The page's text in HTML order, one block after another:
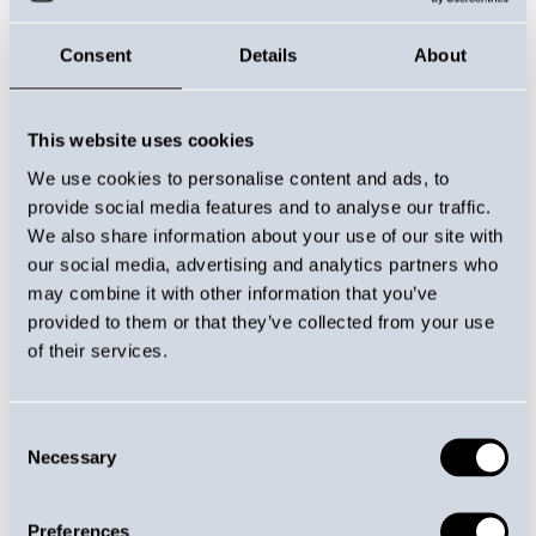
Consent Details About
This website uses cookies
We use cookies to personalise content and ads, to
provide social media features and to analyse our traffic.
We also share information about your use of our site with
our social media, advertising and analytics partners who
may combine it with other information that you’ve
provided to them or that they’ve collected from your use
of their services.
Selection
Necessary
Preferences